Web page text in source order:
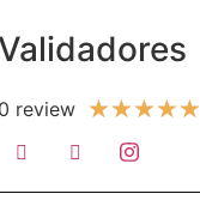
Validadores
0 review ★★★★★